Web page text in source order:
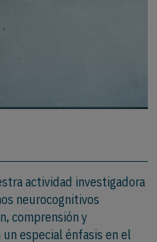
actividad investigadora
neurocognitivos
comprensión y
especial énfasis en el